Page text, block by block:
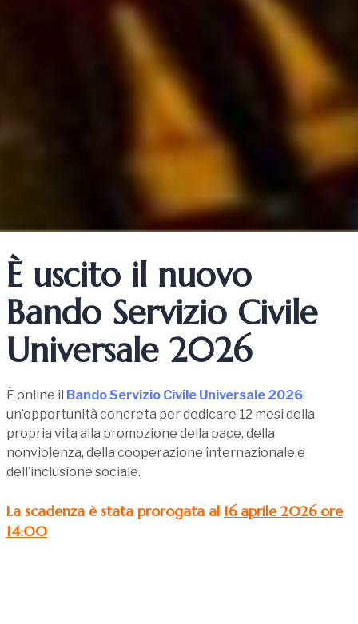
È uscito il nuovo
Bando Servizio Civile
Universale 2026
È online il Bando Servizio Civile Universale 2026:
un’opportunità concreta per dedicare 12 mesi della
propria vita alla promozione della pace, della
nonviolenza, della cooperazione internazionale e
dell’inclusione sociale.
La scadenza è stata prorogata al 16 aprile 2026 ore
14:00